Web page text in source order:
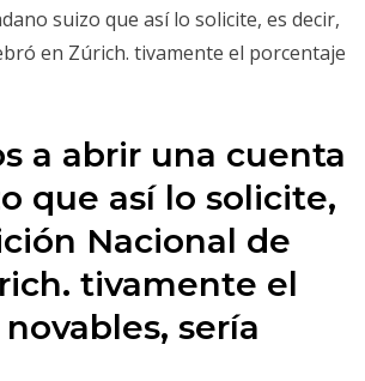
suizo que así lo solicite, es decir,
en Zúrich. tivamente el porcentaje
a abrir una cuenta
que así lo solicite,
Nacional de
tivamente el
sería